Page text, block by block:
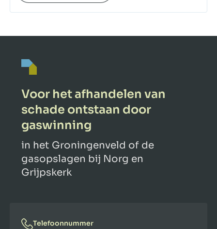
Voor het afhandelen van
schade ontstaan door
gaswinning
in het Groningenveld of de
gasopslagen bij Norg en
Grijpskerk
Telefoonnummer